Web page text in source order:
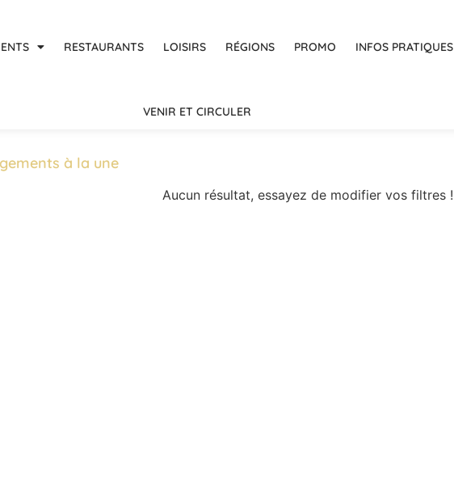
RESTAURANTS LOISIRS RÉGIONS PROMO INFOS PRATIQUES
VENIR ET CIRCULER
à la une
Aucun résultat, essayez de modifier vos filtres !